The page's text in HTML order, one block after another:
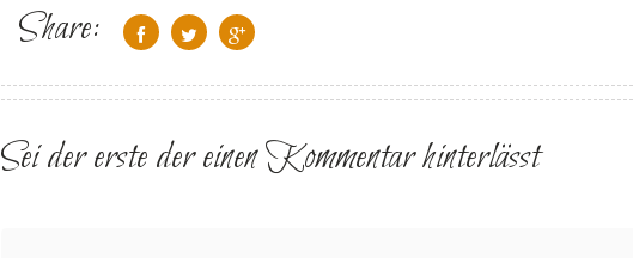
Share:
Sei der erste der einen Kommentar hinterlässt